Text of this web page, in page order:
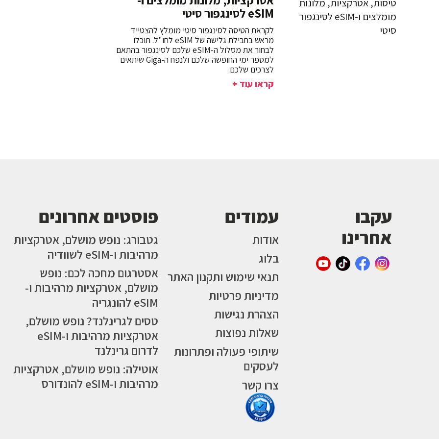
eSIM לסינגפור סיטי
לקראת הטיסה לסינגפור סיטי מומלץ להצטייד
מראש בחבילת גלישה של eSIM לחו"ל. תוכלו
לבחור את מסלול ה-eSIM שלכם לסינגפור בהתאם
למספר ימי החופשה שלכם ולנפח ה-Giga שיתאים
לצרכים שלכם.
קראו עוד +
עקבו
אחרינו
עמודים
אודות
בלוג
תנאי שימוש ותקנון האתר
מדיניות פרטיות
הצהרת נגישות
שאלות נפוצות
שיתופי פעולה ופתרונות
לעסקים
צרו קשר
פוסטים אחרונים
גטבורג: נופש מושלם, אטרקציות
מרהיבות ו-eSIM לשוודיה
אסטרגום מחכה לכם: נופש
מושלם, אטרקציות מרהיבות ו-
eSIM להונגריה
טסים לגרינלנד? נופש מושלם,
אטרקציות מרהיבות ו-eSIM
לדרום גרינלנד
אוטילה: נופש מושלם, אטרקציות
מרהיבות ו-eSIM להונדורס